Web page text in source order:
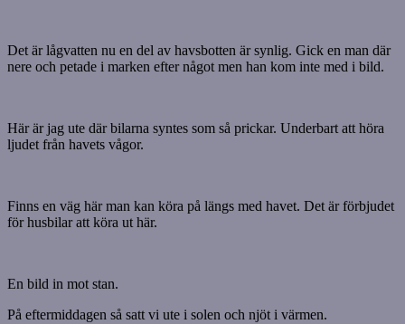
Det är lågvatten nu en del av havsbotten är synlig. Gick en man där
nere och petade i marken efter något men han kom inte med i bild.
Här är jag ute där bilarna syntes som så prickar. Underbart att höra
ljudet från havets vågor.
Finns en väg här man kan köra på längs med havet. Det är förbjudet
för husbilar att köra ut här.
En bild in mot stan.
På eftermiddagen så satt vi ute i solen och njöt i värmen.